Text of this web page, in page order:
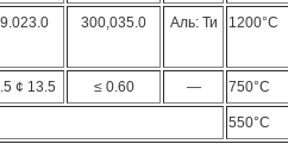
300,035.0 Аль: Ти 1200°C
¢ 13.5 ≤ 0.60 — 750°С
550°С